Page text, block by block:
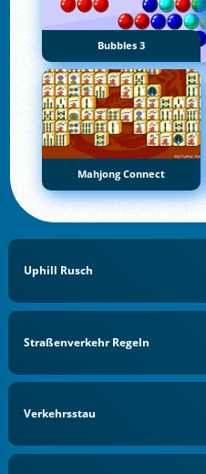
Bubbles 3
Mahjong Connect
Uphill Rusch
Straßenverkehr Regeln
Verkehrsstau